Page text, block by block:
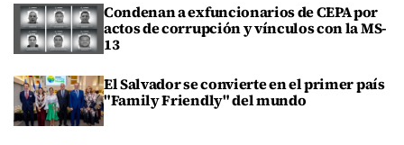
Condenan a exfuncionarios de CEPA por
actos de corrupción y vínculos con la MS-
13
El Salvador se convierte en el primer país
"Family Friendly" del mundo